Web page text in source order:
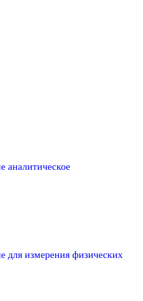
аналитическое
для измерения физических